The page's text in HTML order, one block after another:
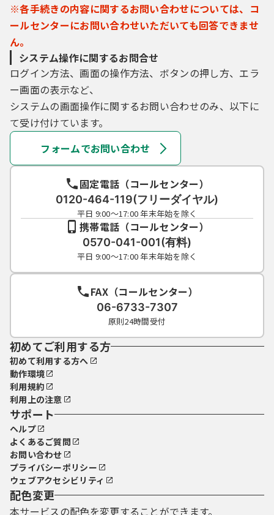
※各手続きの内容に関するお問い合わせについては、コ
ールセンターにお問い合わせいただいても回答できませ
ん。
システム操作に関するお問合せ
ログイン方法、画面の操作方法、ボタンの押し方、エラ
ー画面の表示など、
システムの画面操作に関するお問い合わせのみ、以下に
て受け付けています。
フォームでお問い合わせ
固定電話（コールセンター）
0120-464-119(フリーダイヤル)
平日 9:00～17:00 年末年始を除く
携帯電話（コールセンター）
0570-041-001(有料)
平日 9:00～17:00 年末年始を除く
FAX（コールセンター）
06-6733-7307
原則24時間受付
初めてご利用する方
初めて利用する方へ
動作環境
利用規約
利用上の注意
サポート
ヘルプ
よくあるご質問
お問い合わせ
プライバシーポリシー
ウェブアクセシビリティ
配色変更
本サービスの配色を変更することができます。